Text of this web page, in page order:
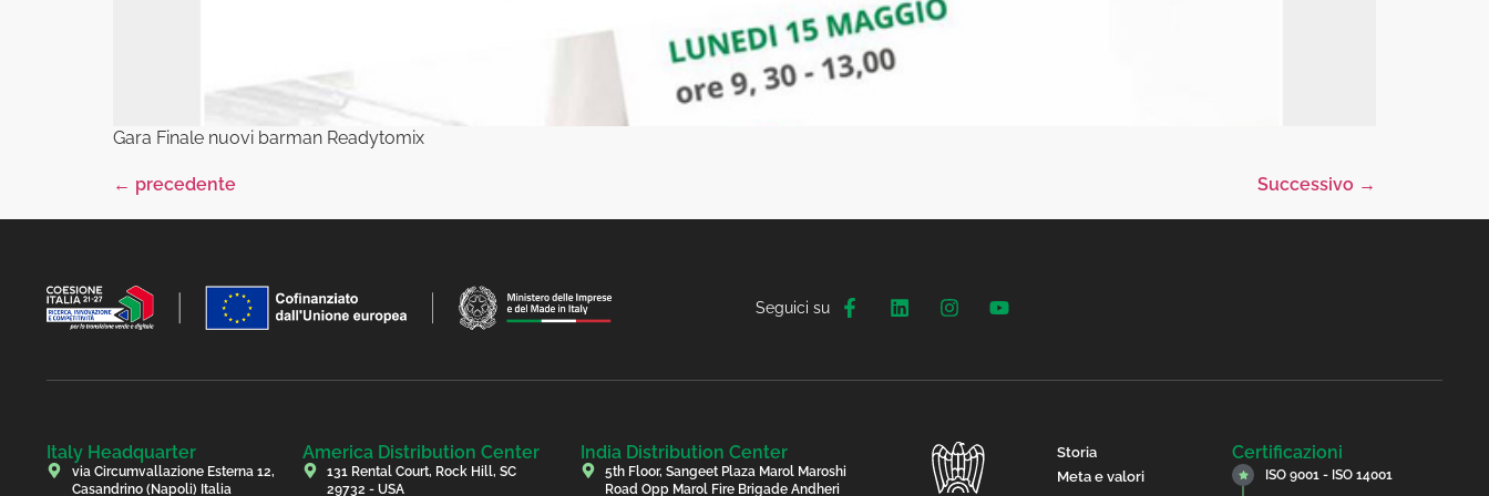
Gara Finale nuovi barman Readytomix
← precedente Successivo →
Seguici su
Italy Headquarter
via Circumvallazione Esterna 12,
Casandrino (Napoli) Italia
America Distribution Center
131 Rental Court, Rock Hill, SC
29732 - USA
India Distribution Center
5th Floor, Sangeet Plaza Marol Maroshi
Road Opp Marol Fire Brigade Andheri
Storia
Meta e valori
Certificazioni
ISO 9001 - ISO 14001